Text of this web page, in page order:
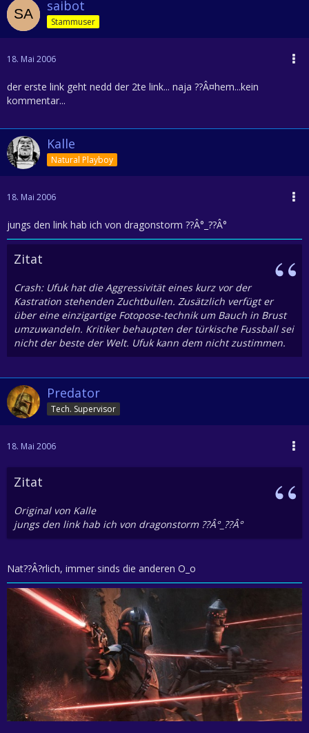
saibot
Stammuser
18. Mai 2006
der erste link geht nedd der 2te link... naja ??Â¤hem...kein
kommentar...
Kalle
Natural Playboy
18. Mai 2006
jungs den link hab ich von dragonstorm ??Â°_??Â°
Zitat
Crash: Ufuk hat die Aggressivität eines kurz vor der
Kastration stehenden Zuchtbullen. Zusätzlich verfügt er
über eine einzigartige Fotopose-technik um Bauch in Brust
umzuwandeln. Kritiker behaupten der türkische Fussball sei
nicht der beste der Welt. Ufuk kann dem nicht zustimmen.
Predator
Tech. Supervisor
18. Mai 2006
Zitat
Original von Kalle
jungs den link hab ich von dragonstorm ??Â°_??Â°
Nat??Â?rlich, immer sinds die anderen O_o